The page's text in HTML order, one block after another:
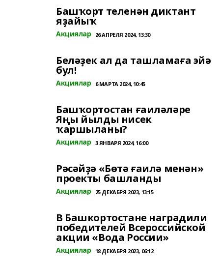
Башҡорт теленән диктант
яҙайыҡ
Акциялар 26 АПРЕЛЯ 2024, 13:30
Беләҙек ал да ташламаға эйә
бул!
Акциялар 6 МАРТА 2024, 10:45
Башҡортостан ғаиләләре
Яңы йылды нисек
ҡаршыланы?
Акциялар 3 ЯНВАРЯ 2024, 16:00
Рәсәйҙә «Бөтә ғаилә менән»
проекты башланды
Акциялар 25 ДЕКАБРЯ 2023, 13:15
В Башкортостане наградили
победителей Всероссийской
акции «Вода России»
Акциялар 18 ДЕКАБРЯ 2023, 06:12